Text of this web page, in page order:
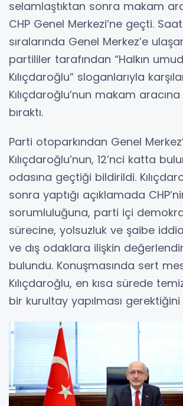
selamlaştıktan sonra makam
CHP Genel Merkezi’ne geçti. Saat
sıralarında Genel Merkez’e
partililer tarafından “Halkın
Kılıçdaroğlu” sloganlarıyla
Kılıçdaroğlu’nun makam
bıraktı.
Parti otoparkından Genel
Kılıçdaroğlu’nun, 12’nci katta
odasına geçtiği bildirildi.
sonra yaptığı açıklamada
sorumluluğuna, parti içi
sürecine, yolsuzluk ve şaibe
ve dış odaklara ilişkin
bulundu. Konuşmasında sert
Kılıçdaroğlu, en kısa sürede
bir kurultay yapılması